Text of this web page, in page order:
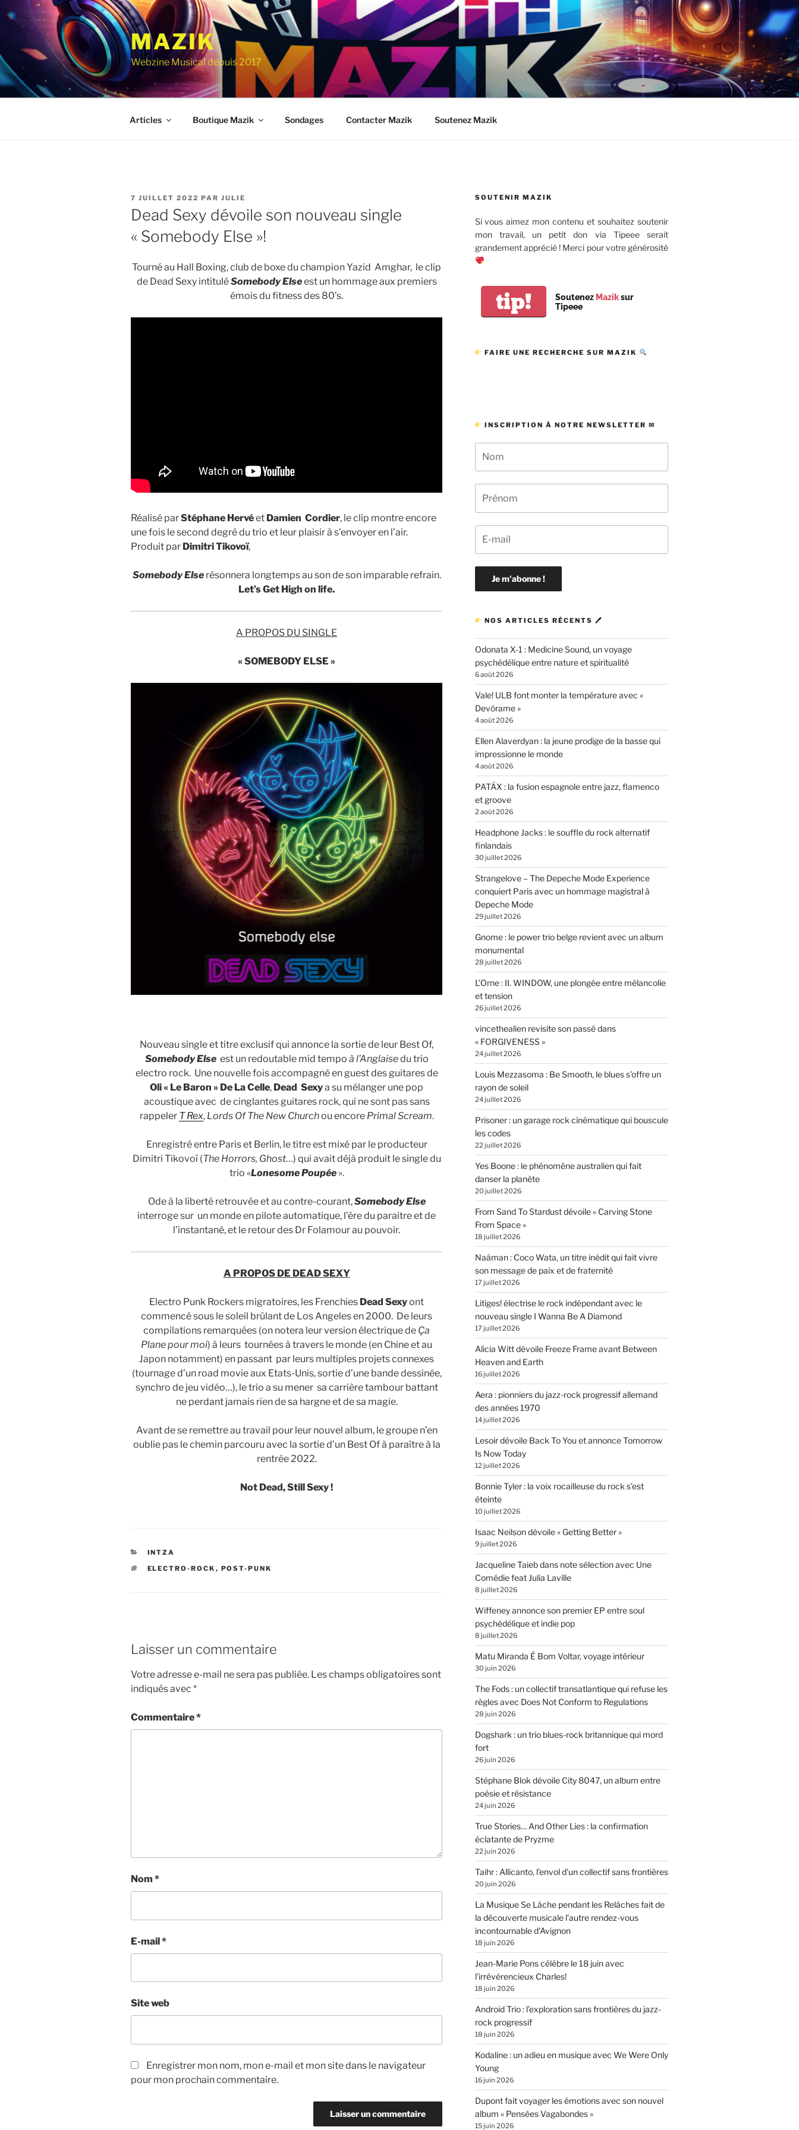
au
contenu
principal
MAZIK
Webzine Musical depuis 2017
Articles Boutique Mazik Sondages Contacter Mazik Soutenez Mazik
PUBLIÉ
LE
7 JUILLET 2022 PAR JULIE
Dead Sexy dévoile son nouveau single
« Somebody Else »!
Tourné au Hall Boxing, club de boxe du champion Yazid Amghar, le clip
de Dead Sexy intituléSomebody Elseest un hommage aux premiers
émois du fitness des 80’s.
Réalisé parStéphane Hervéet Damien Cordier, le clip montre encore
une fois le second degré du trio et leur plaisir à s’envoyer en l’air.
Produit par Dimitri Tikovoï,
SomebodyElserésonnera longtemps au son de son imparable refrain.
Let’s Get High on life.
A PROPOS DU SINGLE
« SOMEBODY ELSE »
Nouveau single et titre exclusif qui annonce la sortie de leur Best Of,
SomebodyElseest un redoutable mid tempo à l’Anglaisedu trio
electro rock. Une nouvelle fois accompagné en guest des guitares de
Oli « Le Baron » De La Celle, Dead Sexya su mélanger une pop
acoustique avec de cinglantes guitares rock, qui ne sont pas sans
rappeler TRex, Lords OfThe New Churchou encore PrimalScream.
Enregistré entre Paris et Berlin, le titre est mixé par le producteur
Dimitri Tikovoï (The Horrors, Ghost…) qui avait déjà produit le single du
trio «LonesomePoupée».
Ode à la liberté retrouvée et au contre-courant,SomebodyElse
interroge sur un monde en pilote automatique, l’ère du paraitre et de
l’instantané, et le retour des Dr Folamour au pouvoir.
A PROPOS DE DEAD SEXY
Electro Punk Rockers migratoires, les Frenchies Dead Sexyont
commencé sous le soleil brûlant de Los Angeles en 2000. De leurs
compilations remarquées (on notera leur version électrique de Ça
Plane pour moi) à leurs tournées à travers le monde (en Chine et au
Japon notamment) en passant par leurs multiples projets connexes
(tournage d’un road movie aux Etats-Unis, sortie d’une bande dessinée,
synchro de jeu vidéo…), le trio a su mener sa carrière tambour battant
ne perdant jamais rien de sa hargne et de sa magie.
Avant de se remettre au travail pour leur nouvel album, le groupe n’en
oublie pas le chemin parcouru avec la sortie d’un Best Of à paraître à la
rentrée 2022.
Not Dead, Still Sexy !
CATÉGORIES
INTZA
ÉTIQUETTES
ELECTRO-ROCK , POST-PUNK
Laisser un commentaire
Votre adresse e-mail ne sera pas publiée. Les champs obligatoires sont
indiqués avec *
Commentaire*
Nom *
E-mail*
Site web
Enregistrer mon nom, mon e-mail et mon site dans le navigateur
pour mon prochain commentaire.
SOUTENIR MAZIK
Si vous aimez mon contenu et souhaitez soutenir
mon travail, un petit don via Tipeee serait
grandement apprécié ! Merci pour votre générosité
tip! Soutenez Maziksur
Tipeee
FAIRE UNE RECHERCHE SUR MAZIK
INSCRIPTION À NOTRE NEWSLETTER ✉
NOS ARTICLES RÉCENTS 🖊
Odonata X-1 : Medicine Sound, un voyage
psychédélique entre nature et spiritualité
6 août 2026
Vale! ULB font monter la température avec «
Devórame »
4 août 2026
Ellen Alaverdyan : la jeune prodige de la basse qui
impressionne le monde
4 août 2026
PATÁX : la fusion espagnole entre jazz, flamenco
et groove
2 août 2026
Headphone Jacks : le souffle du rock alternatif
finlandais
30 juillet 2026
Strangelove – The Depeche Mode Experience
conquiert Paris avec un hommage magistral à
Depeche Mode
29 juillet 2026
Gnome : le power trio belge revient avec un album
monumental
28 juillet 2026
L’Orne : II. WINDOW, une plongée entre mélancolie
et tension
26 juillet 2026
vincethealien revisite son passé dans
« FORGIVENESS »
24 juillet 2026
Louis Mezzasoma : Be Smooth, le blues s’offre un
rayon de soleil
24 juillet 2026
Prisoner : un garage rock cinématique qui bouscule
les codes
22 juillet 2026
Yes Boone : le phénomène australien qui fait
danser la planète
20 juillet 2026
From Sand To Stardust dévoile « Carving Stone
From Space »
18 juillet 2026
Naâman : Coco Wata, un titre inédit qui fait vivre
son message de paix et de fraternité
17 juillet 2026
Litiges! électrise le rock indépendant avec le
nouveau single I Wanna Be A Diamond
17 juillet 2026
Alicia Witt dévoile Freeze Frame avant Between
Heaven and Earth
16 juillet 2026
Aera : pionniers du jazz-rock progressif allemand
des années 1970
14 juillet 2026
Lesoir dévoile Back To You et annonce Tomorrow
Is Now Today
12 juillet 2026
Bonnie Tyler : la voix rocailleuse du rock s’est
éteinte
10 juillet 2026
Isaac Neilson dévoile « Getting Better »
9 juillet 2026
Jacqueline Taieb dans note sélection avec Une
Comédie feat Julia Laville
8 juillet 2026
Wiffeney annonce son premier EP entre soul
psychédélique et indie pop
8 juillet 2026
Matu Miranda É Bom Voltar, voyage intérieur
30 juin 2026
The Fods : un collectif transatlantique qui refuse les
règles avec Does Not Conform to Regulations
28 juin 2026
Dogshark : un trio blues-rock britannique qui mord
fort
26 juin 2026
Stéphane Blok dévoile City 8047, un album entre
poésie et résistance
24 juin 2026
True Stories… And Other Lies : la confirmation
éclatante de Pryzme
22 juin 2026
Taihr : Allicanto, l’envol d’un collectif sans frontières
20 juin 2026
La Musique Se Lâche pendant les Relâches fait de
la découverte musicale l’autre rendez-vous
incontournable d’Avignon
18 juin 2026
Jean-Marie Pons célèbre le 18 juin avec
l’irrévérencieux Charles!
18 juin 2026
Android Trio : l’exploration sans frontières du jazz-
rock progressif
18 juin 2026
Kodaline : un adieu en musique avec We Were Only
Young
16 juin 2026
Dupont fait voyager les émotions avec son nouvel
album « Pensées Vagabondes »
15 juin 2026